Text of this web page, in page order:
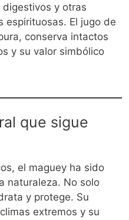
y otras
espirituosas. El jugo de
conserva intactos
y su valor simbólico
que sigue
el maguey ha sido
naturaleza. No solo
y protege. Su
extremos y su